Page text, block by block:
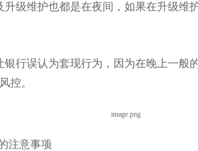
维护也都是在夜间，如果在升级维
误认为套现行为，因为在晚上一般
控。
注意事项